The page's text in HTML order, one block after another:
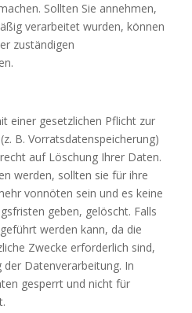
Sollten Sie annehmen,
verarbeitet wurden, können
zuständigen
einer gesetzlichen Pflicht zur
B. Vorratsdatenspeicherung)
auf Löschung Ihrer Daten.
werden, sollten sie für ihre
vonnöten sein und es keine
geben, gelöscht. Falls
werden kann, da die
Zwecke erforderlich sind,
Datenverarbeitung. In
gesperrt und nicht für